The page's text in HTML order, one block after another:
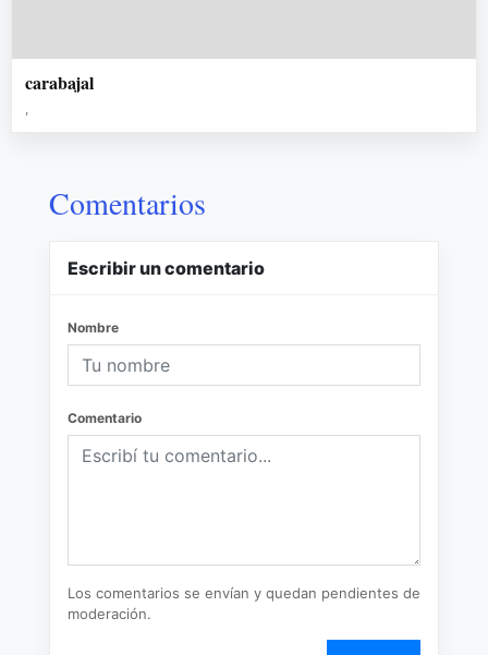
carabajal
,
Comentarios
Escribir un comentario
Nombre
Comentario
Los comentarios se envían y quedan pendientes de
moderación.